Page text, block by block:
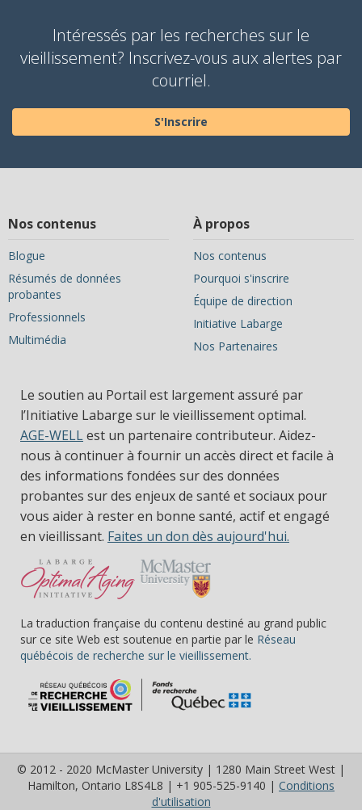
Intéressés par les recherches sur le
vieillissement? Inscrivez-vous aux alertes par
courriel.
S'Inscrire
Nos contenus
Blogue
Résumés de données
probantes
Professionnels
Multimédia
À propos
Nos contenus
Pourquoi s'inscrire
Équipe de direction
Initiative Labarge
Nos Partenaires
Le soutien au Portail est largement assuré par
l’Initiative Labarge sur le vieillissement optimal.
AGE-WELLest un partenaire contributeur. Aidez-
nous à continuer à fournir un accès direct et facile à
des informations fondées sur des données
probantes sur des enjeux de santé et sociaux pour
vous aider à rester en bonne santé, actif et engagé
en vieillissant. Faites un don dès aujourd'hui.
La traduction française du contenu destiné au grand public
sur ce site Web est soutenue en partie par le Réseau
québécois de recherche sur le vieillissement.
© 2012 - 2020 McMaster University | 1280 Main Street West |
Hamilton, Ontario L8S4L8 | +1 905-525-9140 | Conditions
d'utilisation(s’ouvre dans une nouvelle